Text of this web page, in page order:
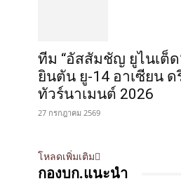
ทีม “อัสสัมชัญ ยูไนเต็
ยินตัน ยู-14 อาเซียน
ทัวร์นาเมนต์ 2026
27 กรกฎาคม 2569
โหลดเพิ่มเติม
กองบก.แนะนำ